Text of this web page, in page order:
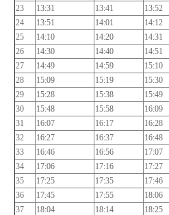
23
13:31 13:41 13:52
24
13:51 14:01 14:12
25
14:10 14:20 14:31
26
14:30 14:40 14:51
27
14:49 14:59 15:10
28
15:09 15:19 15:30
29
15:28 15:38 15:49
30
15:48 15:58 16:09
31
16:07 16:17 16:28
32
16:27 16:37 16:48
33
16:46 16:56 17:07
34
17:06 17:16 17:27
35
17:25 17:35 17:46
36
17:45 17:55 18:06
37
18:04 18:14 18:25